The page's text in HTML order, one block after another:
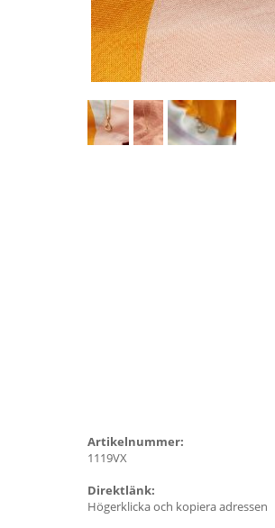
Artikelnummer:
1119VX
Direktlänk:
Högerklicka och kopiera adressen